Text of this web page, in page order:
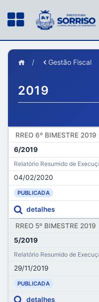
/ Gestão Fiscal
2019
RREO 6º BIMESTRE 2019
6/2019
Relatório Resumido de
04/02/2020
PUBLICADA
detalhes
RREO 5º BIMESTRE 2019
5/2019
Relatório Resumido de
29/11/2019
PUBLICADA
detalhes